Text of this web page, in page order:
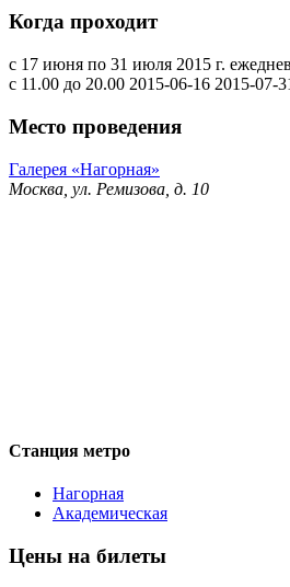
Когда проходит
с 17 июня по 31 июля 2015 г.
с 11.00 до 20.00 2015-06-16 2015-07-
Место проведения
Галерея «Нагорная»
Москва, ул. Ремизова, д. 10
Станция метро
Нагорная
Академическая
Цены на билеты